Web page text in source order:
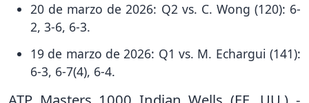
20 de marzo de 2026: Q2 vs. C. Wong (120): 6-
2, 3-6, 6-3.
19 de marzo de 2026: Q1 vs. M. Echargui (141):
6-3, 6-7(4), 6-4.